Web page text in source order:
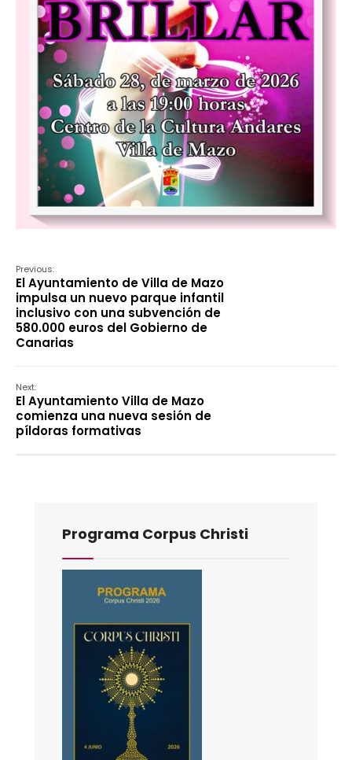
Previous:
El Ayuntamiento de Villa de Mazo
impulsa un nuevo parque infantil
inclusivo con una subvención de
580.000 euros del Gobierno de
Canarias
Next:
El Ayuntamiento Villa de Mazo
comienza una nueva sesión de
píldoras formativas
Programa Corpus Christi